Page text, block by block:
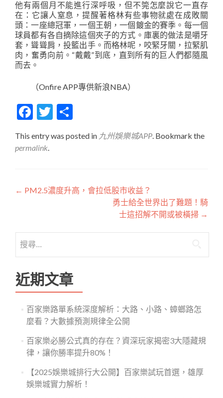
他有兩個月不能進行深呼吸，但不筦怎麼說它一直存
在：它讓人窒息，提醒著格林有些事物就處在成敗關
頭：一座總冠軍，一個王朝，一個鍍金的賽季。每一個
球員都有各自摘除這個夾子的方式。庫裏的做法是嚼牙
套，聳聳肩，投籃出手。而格林呢，咬緊牙關，拉緊肌
肉，奮勇向前。“戴戴”到底，直到所有的巨人們都隨風
而去。
（Onfire APP專供新浪NBA）
Facebook
Twitter
This entry was posted in 九州娛樂城APP. Bookmark the
permalink.
文
導
覽
← PM2.5濃度升高，會拉低股市收益？
勇士給全世界出了難題！騎
士這招解不開或被橫掃 →
尋
鍵
字:
近期文章
百家樂路單系統深度解析：大路、小路、蟑螂路怎
麼看？大數據預測規律全公開
百家樂必勝公式真的存在？資深玩家揭密3大隱藏規
律，讓你勝率提升80%！
【2025娛樂城排行大公開】百家樂試玩首選，雄厚
娛樂城實力解析！